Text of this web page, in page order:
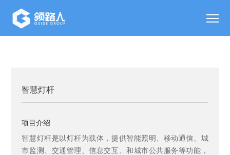
智慧灯杆
项目介绍
智慧灯杆是以灯杆为载体，提供智能照明、移动通信、城
市监测、交通管理、信息交互、和城市公共服务等功能，